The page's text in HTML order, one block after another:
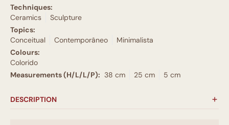
Techniques:
Ceramics
Sculpture
Topics:
Conceitual
Contemporâneo
Minimalista
Colours:
Colorido
Measurements (H/L/L/P): 38 cm 25 cm 5 cm
DESCRIPTION